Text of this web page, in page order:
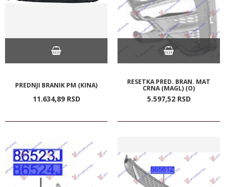
PREDNJI BRANIK PM (KINA)
11.634,89 RSD
RESETKA PRED. BRAN. MAT
CRNA (MAGL) (O)
5.597,52 RSD